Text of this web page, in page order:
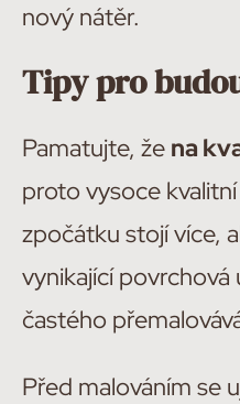
nový nátěr.
Tipy pro
Pamatujte, že na
proto vysoce
zpočátku stojí více,
vynikající povrchová
častého
Před malováním se